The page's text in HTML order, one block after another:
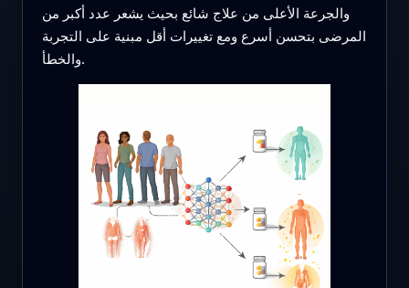
والجرعة الأعلى من علاج شائع بحيث يشعر عدد أكبر من
المرضى بتحسن أسرع ومع تغييرات أقل مبنية على التجربة
والخطأ.